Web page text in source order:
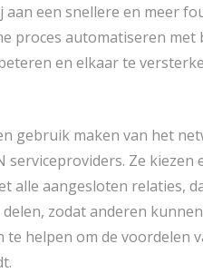
een snellere en meer
proces automatiseren met
en elkaar te
gebruik maken van het
Ze
alle aangesloten relaties,
zodat anderen
helpen om de voordelen